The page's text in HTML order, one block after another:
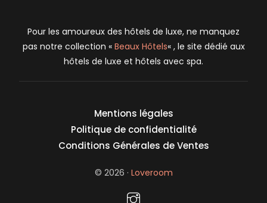
Pour les amoureux des hôtels de luxe, ne manquez
pas notre collection « Beaux Hôtels« , le site dédié aux
hôtels de luxe et hôtels avec spa.
Mentions légales
Politique de confidentialité
Conditions Générales de Ventes
© 2026 · Loveroom